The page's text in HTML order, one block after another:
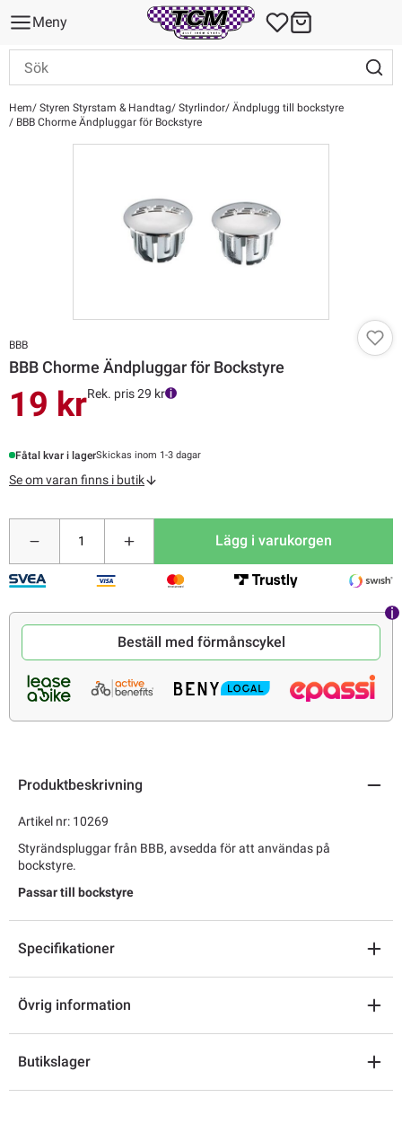
Meny
Hem Styren Styrstam & Handtag Styrlindor Ändplugg till bockstyre
BBB Chorme Ändpluggar för Bockstyre
BBB
BBB Chorme Ändpluggar för Bockstyre
19 krRek. pris 29 kr
Fåtal kvar i lagerSkickas inom 1-3 dagar
Se om varan finns i butik
Lägg i varukorgen
Beställ med förmånscykel
Produktbeskrivning
Artikel nr: 10269
Styrändspluggar från BBB, avsedda för att användas på
bockstyre.
Passar till bockstyre
Specifikationer
Övrig information
Butikslager